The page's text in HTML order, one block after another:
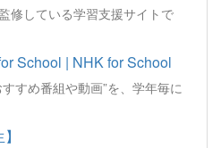
修している学習支援サイトで
School | NHK for School
すめ番組や動画”を、学年毎に